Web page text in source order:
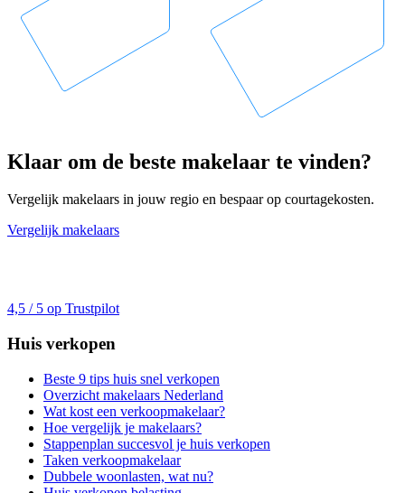
Klaar om de beste makelaar te vinden?
Vergelijk makelaars in jouw regio en bespaar op courtagekosten.
Vergelijk makelaars
4,5 / 5 op Trustpilot
Huis verkopen
Beste 9 tips huis snel verkopen
Overzicht makelaars Nederland
Wat kost een verkoopmakelaar?
Hoe vergelijk je makelaars?
Stappenplan succesvol je huis verkopen
Taken verkoopmakelaar
Dubbele woonlasten, wat nu?